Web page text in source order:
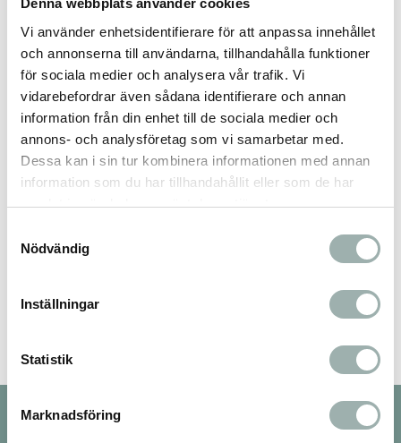
Denna webbplats använder cookies
Vi använder enhetsidentifierare för att anpassa innehållet
och annonserna till användarna, tillhandahålla funktioner
för sociala medier och analysera vår trafik. Vi
vidarebefordrar även sådana identifierare och annan
information från din enhet till de sociala medier och
annons- och analysföretag som vi samarbetar med.
Dessa kan i sin tur kombinera informationen med annan
information som du har tillhandahållit eller som de har
samlat in när du har använt deras tjänster.
Nödvändig
Inställningar
Statistik
Marknadsföring
Omdömen
Du